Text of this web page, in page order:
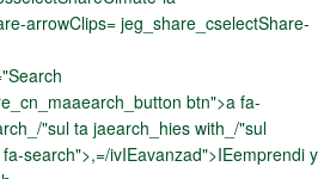
arrowClips= jeg_share_cselectShare-
btn">a fa-
"sul ta jaearch_hies with_/"sul
search">,=/ivIEavanzad">IEemprendi y